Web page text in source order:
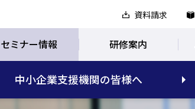
資料請求
セミナー情報 研修案内
中小企業支援機関の皆様へ